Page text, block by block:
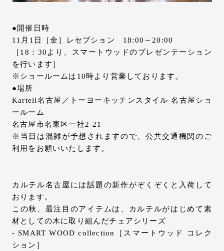
●開催日時
11月1日［金］レセプション 18:00～20:00
［18：30より、スマートウッドのプレゼンテーション
を行います］
※ショールームは10時より営業しております。
●場所
Kartell名古屋／トーヨーキッチンスタイル 名古屋ショ
ールーム
名古屋市名東区一社2-21
※当日は混雑が予想されますので、公共交通機関のご
利用をお願いいたします。
カルテル名古屋には話題の新作がぞくぞくと入荷して
おります。
この秋、最注目のアイテムは、カルテルがはじめて素
材としての木に取り組んだチェアシリーズ
- SMART WOOD collection［スマートウッド コレク
ション］